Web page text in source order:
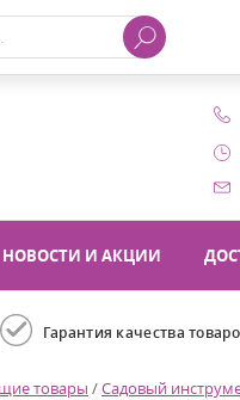
НОВОСТИ И АКЦИИ
Гарантия качества
товары /Садовый